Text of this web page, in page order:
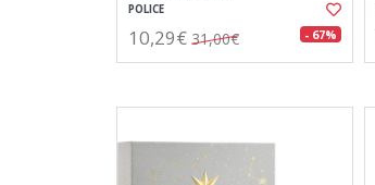
POLICE
10,29€ 31,00€ - 67%